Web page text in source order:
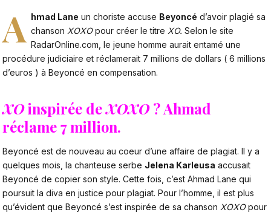
A hmad Lane un choriste accuse Beyoncé d’avoir plagié sa
chanson XOXOpour créer le titre XO. Selon le site
RadarOnline.com , le jeune homme aurait entamé une
procédure judiciaire et réclamerait 7 millions de dollars ( 6 millions
d’euros ) à Beyoncé en compensation.
XOinspirée deXOXO? Ahmad
réclame 7 million.
Beyoncé est de nouveau au coeur d’une affaire de plagiat. Il y a
quelques mois, la chanteuse serbe Jelena Karleusa accusait
Beyoncé de copier son style. Cette fois, c’est Ahmad Lane qui
poursuit la diva en justice pour plagiat. Pour l’homme, il est plus
qu’évident que Beyoncé s’est inspirée de sa chanson XOXOpour